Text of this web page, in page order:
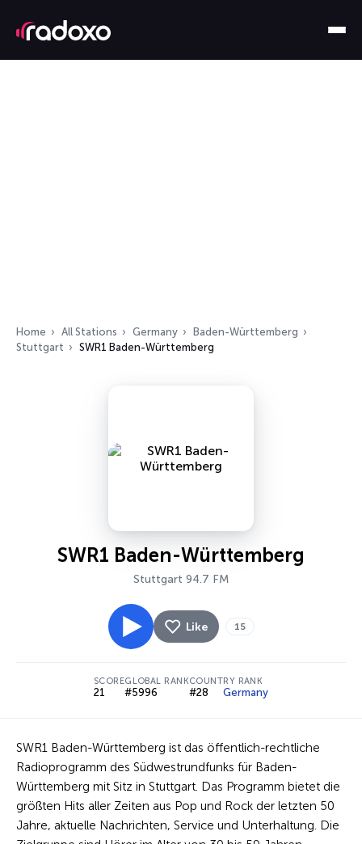
Home All Stations Germany
Baden-Württemberg
Stuttgart
SWR1 Baden-Württemberg
SWR1 Baden-Württemberg
Stuttgart 94.7 FM
Like 15
SCORE
21
GLOBAL RANK
#5996
COUNTRY RANK
#28 Germany
SWR1 Baden-Württemberg ist das öffentlich-rechtliche
Radioprogramm des Südwestrundfunks für Baden-
Württemberg mit Sitz in Stuttgart. Das Programm bietet die
größten Hits aller Zeiten aus Pop und Rock der letzten 50
Jahre, aktuelle Nachrichten, Service und Unterhaltung. Die